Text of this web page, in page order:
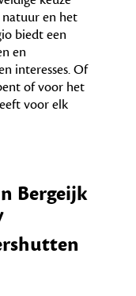
en het
biedt een
en
interesses. Of
of voor het
voor elk
Bergeijk